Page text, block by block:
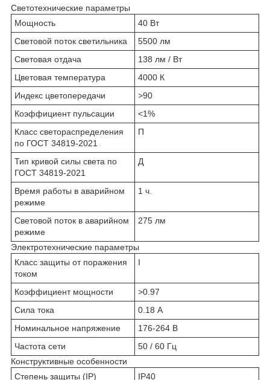
Светотехнические параметры
Мощность
40 Вт
Световой поток светильника
5500 лм
Световая отдача
138 лм / Вт
Цветовая температура
4000 К
Индекс цветопередачи
>90
Коэффициент пульсации
<1%
Класс светораспределения
по ГОСТ 34819-2021
П
Тип кривой силы света по
ГОСТ 34819-2021
Д
Время работы в аварийном
режиме
1 ч.
Световой поток в аварийном
режиме
275 лм
Электротехнические параметры
Класс защиты от поражения
током
I
Коэффициент мощности
>0.97
Сила тока
0.18 А
Номинальное напряжение
176-264 В
Частота сети
50 / 60 Гц
Конструктивные особенности
Степень защиты (IP)
IP40